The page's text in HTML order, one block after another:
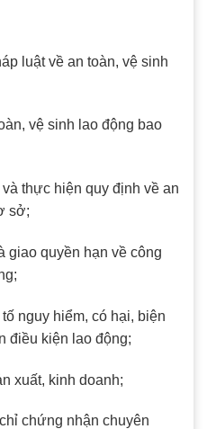
luật về an toàn, vệ sinh
vệ sinh lao động bao
thực hiện quy định về an
sở;
giao quyền hạn về công
nguy hiểm, có hại, biện
điều kiện lao động;
xuất, kinh doanh;
chứng nhận chuyên